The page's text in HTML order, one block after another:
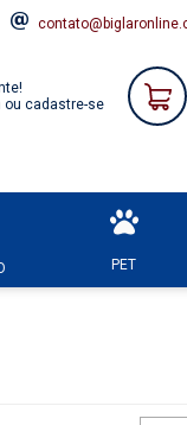
ou cadastre-se
PET